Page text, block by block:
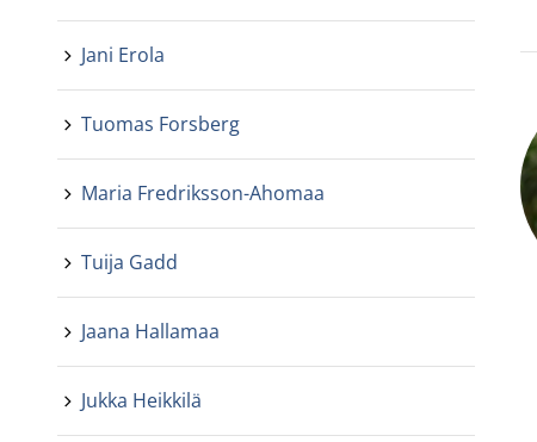
Jani Erola
Tuomas Forsberg
Maria Fredriksson-Ahomaa
Tuija Gadd
Jaana Hallamaa
Jukka Heikkilä